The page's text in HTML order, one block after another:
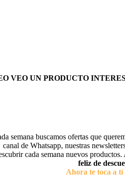
VEO UN PRODUCTO
semana buscamos ofertas que
canal de Whatsapp, nuestras
cada semana nuevos
feliz de
Ahora te toca a